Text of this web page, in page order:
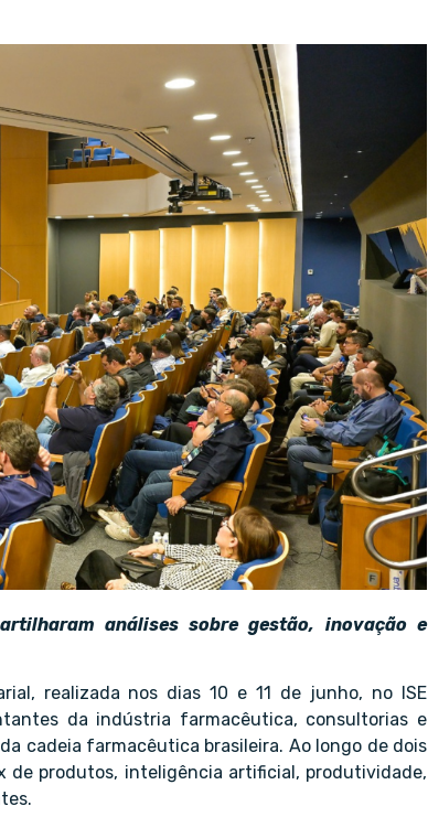
análises sobre gestão, inovação e
realizada nos dias 10 e 11 de junho, no ISE
da indústria farmacêutica, consultorias e
cadeia farmacêutica brasileira. Ao longo de dois
de produtos, inteligência artificial, produtividade,